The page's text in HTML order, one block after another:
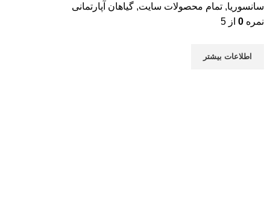
سانسوریا, تمام محصولات سایت, گیاهان آپارتمانی
نمره 0 از 5
اطلاعات بیشتر